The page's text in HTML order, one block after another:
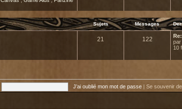
Sujets Messages
21 122
par
10
J’ai oublié mon mot de passe | Se souvenir